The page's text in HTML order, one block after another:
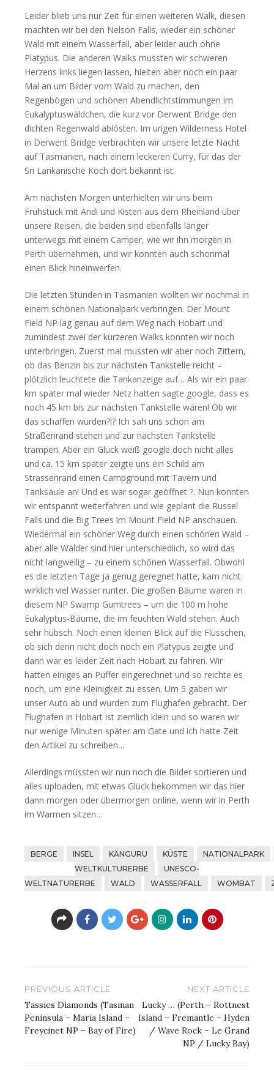
Leider blieb uns nur Zeit für einen weiteren Walk, diesen
machten wir bei den Nelson Falls, wieder ein schöner
Wald mit einem Wasserfall, aber leider auch ohne
Platypus. Die anderen Walks mussten wir schweren
Herzens links liegen lassen, hielten aber noch ein paar
Mal an um Bilder vom Wald zu machen, den
Regenbögen und schönen Abendlichtstimmungen im
Eukalyptuswäldchen, die kurz vor Derwent Bridge den
dichten Regenwald ablösten. Im urigen Wilderness Hotel
in Derwent Bridge verbrachten wir unsere letzte Nacht
auf Tasmanien, nach einem leckeren Curry, für das der
Sri Lankanische Koch dort bekannt ist.
Am nächsten Morgen unterhielten wir uns beim
Frühstück mit Andi und Kisten aus dem Rheinland über
unsere Reisen, die beiden sind ebenfalls länger
unterwegs mit einem Camper, wie wir ihn morgen in
Perth übernehmen, und wir konnten auch schonmal
einen Blick hineinwerfen.
Die letzten Stunden in Tasmanien wollten wir nochmal in
einem schönen Nationalpark verbringen. Der Mount
Field NP lag genau auf dem Weg nach Hobart und
zumindest zwei der kürzeren Walks konnten wir noch
unterbringen. Zuerst mal mussten wir aber noch Zittern,
ob das Benzin bis zur nächsten Tankstelle reicht –
plötzlich leuchtete die Tankanzeige auf… Als wir ein paar
km später mal wieder Netz hatten sagte google, dass es
noch 45 km bis zur nächsten Tankstelle wären! Ob wir
das schaffen würden?!? Ich sah uns schon am
Straßenrand stehen und zur nächsten Tankstelle
trampen. Aber ein Glück weiß google doch nicht alles
und ca. 15 km später zeigte uns ein Schild am
Strassenrand einen Campground mit Tavern und
Tanksäule an! Und es war sogar geöffnet ?. Nun konnten
wir entspannt weiterfahren und wie geplant die Russel
Falls und die Big Trees im Mount Field NP anschauen.
Wiedermal ein schöner Weg durch einen schönen Wald –
aber alle Wälder sind hier unterschiedlich, so wird das
nicht langweilig – zu einem schönen Wasserfall. Obwohl
es die letzten Tage ja genug geregnet hatte, kam nicht
wirklich viel Wasser runter. Die großen Bäume waren in
diesem NP Swamp Gumtrees – um die 100 m hohe
Eukalyptus-Bäume, die im feuchten Wald stehen. Auch
sehr hübsch. Noch einen kleinen Blick auf die Flüsschen,
ob sich denn nicht doch noch ein Platypus zeigte und
dann war es leider Zeit nach Hobart zu fahren. Wir
hatten einiges an Puffer eingerechnet und so reichte es
noch, um eine Kleinigkeit zu essen. Um 5 gaben wir
unser Auto ab und wurden zum Flughafen gebracht. Der
Flughafen in Hobart ist ziemlich klein und so waren wir
nur wenige Minuten später am Gate und ich hatte Zeit
den Artikel zu schreiben…
Allerdings müssten wir nun noch die Bilder sortieren und
alles uploaden, mit etwas Glück bekommen wir das hier
dann morgen oder übermorgen online, wenn wir in Perth
im Warmen sitzen…
BERGE INSEL KÄNGURU KÜSTE
NATIONALPARK
WELTKULTURERBE
UNESCO-
WELTNATURERBE
WALD WASSERFALL WOMBAT
Beitragsnavigation
PREVIOUS ARTICLE
Tassies Diamonds (Tasman
Peninsula – Maria Island –
Freycinet NP – Bay of Fire)
NEXT ARTICLE
Lucky … (Perth – Rottnest
Island – Fremantle – Hyden
/ Wave Rock – Le Grand
NP / Lucky Bay)